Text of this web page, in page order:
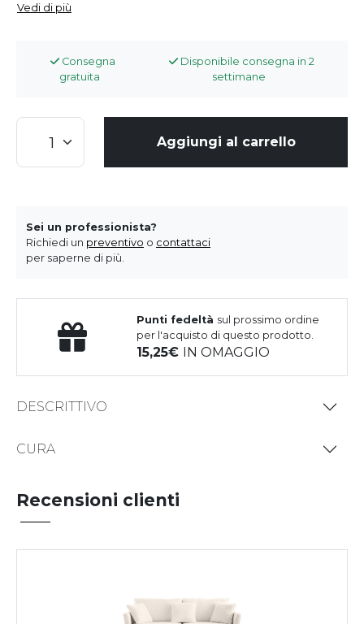
Vedi di più
Consegna
gratuita
Disponibile consegna in 2
settimane
Aggiungi al carrello
Sei un professionista?
Richiedi un preventivo o contattaci
per saperne di più.
Punti fedeltà sul prossimo ordine
per l'acquisto di questo prodotto.
15,25 IN OMAGGIO
DESCRITTIVO
CURA
Recensioni clienti